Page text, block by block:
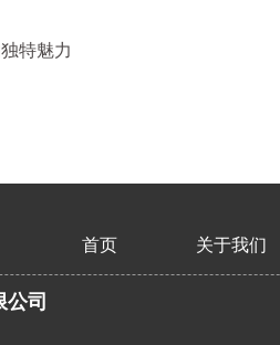
特魅力
首页 关于我们
司